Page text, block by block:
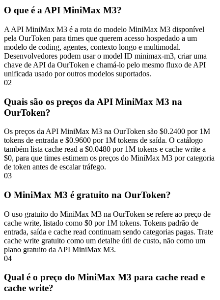
O que é a API MiniMax M3?
A API MiniMax M3 é a rota do modelo MiniMax M3 disponível
pela OurToken para times que querem acesso hospedado a um
modelo de coding, agentes, contexto longo e multimodal.
Desenvolvedores podem usar o model ID minimax-m3, criar uma
chave de API da OurToken e chamá-lo pelo mesmo fluxo de API
unificada usado por outros modelos suportados.
02
Quais são os preços da API MiniMax M3 na
OurToken?
Os preços da API MiniMax M3 na OurToken são $0.2400 por 1M
tokens de entrada e $0.9600 por 1M tokens de saída. O catálogo
também lista cache read a $0.0480 por 1M tokens e cache write a
$0, para que times estimem os preços do MiniMax M3 por categoria
de token antes de escalar tráfego.
03
O MiniMax M3 é gratuito na OurToken?
O uso gratuito do MiniMax M3 na OurToken se refere ao preço de
cache write, listado como $0 por 1M tokens. Tokens padrão de
entrada, saída e cache read continuam sendo categorias pagas. Trate
cache write gratuito como um detalhe útil de custo, não como um
plano gratuito da API MiniMax M3.
04
Qual é o preço do MiniMax M3 para cache read e
cache write?